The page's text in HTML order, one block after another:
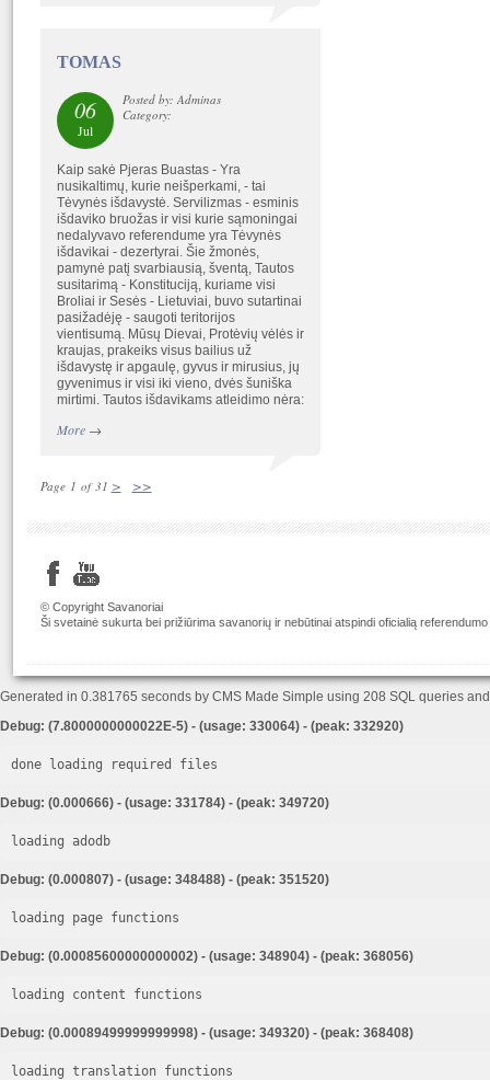
TOMAS
06
Jul
Posted by: Adminas
Category:
Kaip sakė Pjeras Buastas - Yra
nusikaltimų, kurie neišperkami, - tai
Tėvynės išdavystė. Servilizmas - esminis
išdaviko bruožas ir visi kurie sąmoningai
nedalyvavo referendume yra Tėvynės
išdavikai - dezertyrai. Šie žmonės,
pamynė patį svarbiausią, šventą, Tautos
susitarimą - Konstituciją, kuriame visi
Broliai ir Sesės - Lietuviai, buvo sutartinai
pasižadėję - saugoti teritorijos
vientisumą. Mūsų Dievai, Protėvių vėlės ir
kraujas, prakeiks visus bailius už
išdavystę ir apgaulę, gyvus ir mirusius, jų
gyvenimus ir visi iki vieno, dvės šuniška
mirtimi. Tautos išdavikams atleidimo nėra:
More→
Page 1 of 31 > >>
© Copyright Savanoriai
Ši svetainė sukurta bei prižiūrima savanorių ir nebūtinai atspindi oficialią
Generated in 0.381765 seconds by CMS Made Simple using 208 SQL queries
Debug: (7.8000000000022E-5) - (usage: 330064) - (peak: 332920)
done loading required files
Debug: (0.000666) - (usage: 331784) - (peak: 349720)
loading adodb
Debug: (0.000807) - (usage: 348488) - (peak: 351520)
loading page functions
Debug: (0.00085600000000002) - (usage: 348904) - (peak: 368056)
loading content functions
Debug: (0.00089499999999998) - (usage: 349320) - (peak: 368408)
loading translation functions